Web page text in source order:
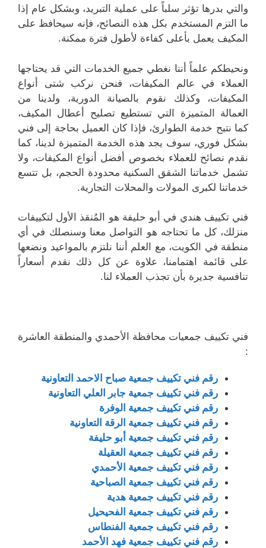
والتي بدرها تؤثر سلباً على عملية التبريد، وبشكل عام إذا
ما التزم المستخدم بكل هذه النصائح، فإنه سيحافظ على
المكيف يعمل بأعلى كفاءة لأطول فترة ممكنة.
ونحيطكم علماً أننا نغطي جميع الخدمات التي قد يحتاجها
العملاء في عالم المكيفات، فنحن نركب شتى أنواع
المكيفات، وكذلك نقوم بالصيانة الدورية، ولدينا من
العمالة المتميزة التي تستطيع تصليح أعطال المكيف،
كما نتبح خدمة الطوارئ، فإذا كان العميل بحاجة إلى فني
بشكل فوري، سوف يجد هذه الخدمة المتميزة لدينا، كما
نقدم نصائح للعملاء بخصوص أفضل أنواع المكيفات، ولا
تشمل خدماتنا الشقق السكنية محدودة الحجم، بل تتسع
خدماتنا لكبرى المولات والمحلات التجارية.
فني تكييف هندي في أبو حليفة هو المُنقذ الأول لتكييفات
منزلك، كل ما تحتاجه هو التواصل معنا وسنصلك في أي
منطقة في الكويت، مع العلم أننا نلتزم بالمواعيد ونضعها
على قائمة اهتمامنا، علاوة عن كل ذلك نقدم أسعاراً
تنافسية جديرة بأن تجذب العملاء لنا.
فني تكييف جمعيات محافظة الأحمدي والمنطقة العاشرة
:
رقم فني تكييف جمعية صباح الاحمد التعاونية
رقم فني تكييف جمعية جابر العلي التعاونية
رقم فني تكييف جمعية الوفرة
رقم فني تكييف جمعية الرقة التعاونية
رقم فني تكييف جمعية أبو حليفة
رقم فني تكييف جمعية العقيلة
رقم فني تكييف جمعية الأحمدي
رقم فني تكييف جمعية الصباحية
رقم فني تكييف جمعية هدية
رقم فني تكييف جمعية الفحيحيل
رقم فني تكييف جمعية الفنطاس
رقم فني تكييف جمعية فهد الأحمد